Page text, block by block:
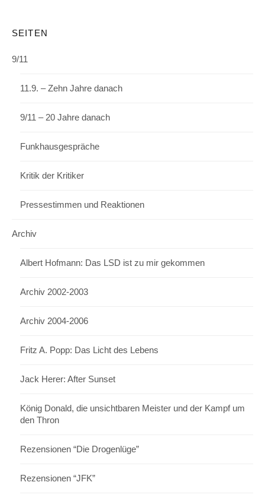
SEITEN
9/11
11.9. – Zehn Jahre danach
9/11 – 20 Jahre danach
Funkhausgespräche
Kritik der Kritiker
Pressestimmen und Reaktionen
Archiv
Albert Hofmann: Das LSD ist zu mir gekommen
Archiv 2002-2003
Archiv 2004-2006
Fritz A. Popp: Das Licht des Lebens
Jack Herer: After Sunset
König Donald, die unsichtbaren Meister und der Kampf um
den Thron
Rezensionen “Die Drogenlüge”
Rezensionen “JFK”